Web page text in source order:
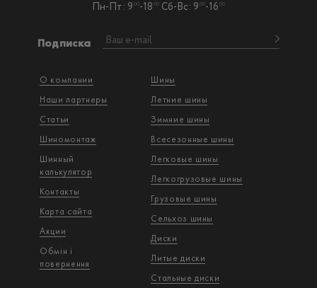
О компании
Наши партнеры
Статьи
Шиномонтаж
Шинный
калькулятор
Контакты
Карта сайта
Акции
Обмін і
повернення
Шины
Летние шины
Зимние шины
Всесезонные шины
Легковые шины
Легкогрузовые шины
Грузовые шины
Сельхоз шины
Диски
Литые диски
Стальные диски
Подписка
Пн-Пт: 9 00-18 00 Сб-Вс: 9 00-16 00